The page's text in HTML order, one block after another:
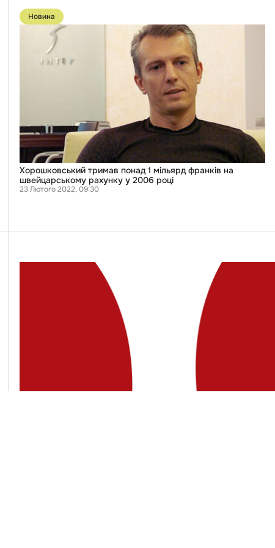
публікації
Хорошковський
2006
році
Новина
Хорошковський тримав понад 1 мільярд франків на
швейцарському рахунку у 2006 році
23 Лютого 2022, 09:30